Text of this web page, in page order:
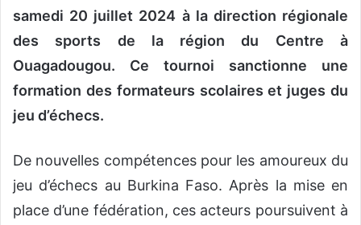
samedi 20 juillet 2024 à la direction régionale
des sports de la région du Centre à
Ouagadougou. Ce tournoi sanctionne une
formation des formateurs scolaires et juges du
jeu d’échecs.
De nouvelles compétences pour les amoureux du
jeu d’échecs au Burkina Faso. Après la mise en
place d’une fédération, ces acteurs poursuivent à